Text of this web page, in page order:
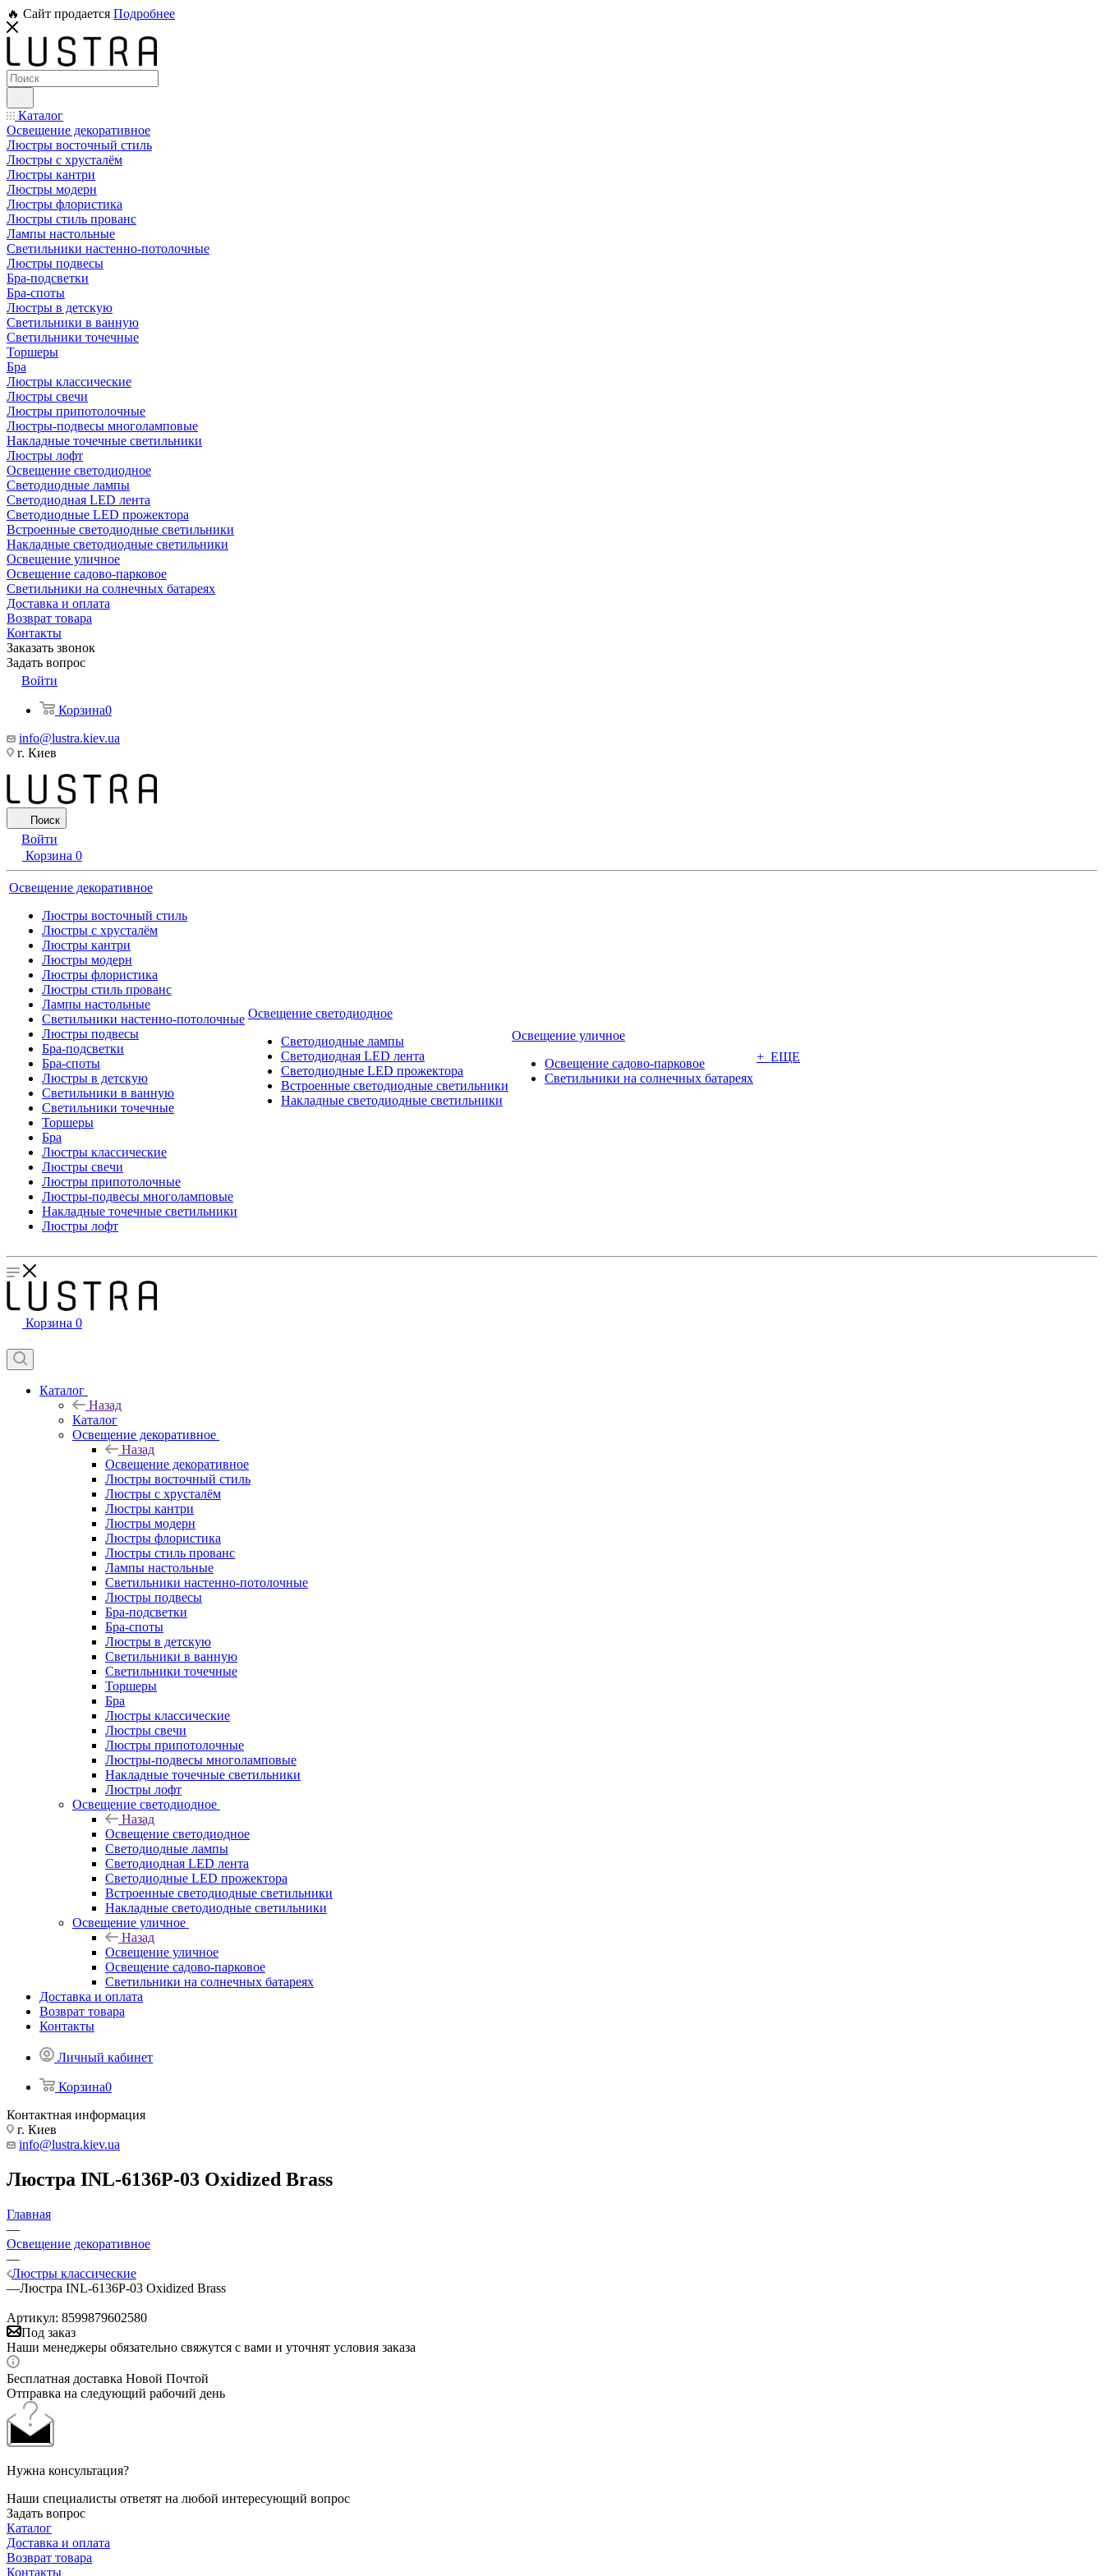
🔥 Сайт продается Подробнее
Каталог
Освещение декоративное
Люстры восточный стиль
Люстры с хрусталём
Люстры кантри
Люстры модерн
Люстры флористика
Люстры стиль прованс
Лампы настольные
Светильники настенно-потолочные
Люстры подвесы
Бра-подсветки
Бра-споты
Люстры в детскую
Светильники в ванную
Светильники точечные
Торшеры
Бра
Люстры классические
Люстры свечи
Люстры припотолочные
Люстры-подвесы многоламповые
Накладные точечные светильники
Люстры лофт
Освещение светодиодное
Светодиодные лампы
Светодиодная LED лента
Светодиодные LED прожектора
Встроенные светодиодные светильники
Накладные светодиодные светильники
Освещение уличное
Освещение садово-парковое
Светильники на солнечных батареях
Доставка и оплата
Возврат товара
Контакты
Заказать звонок
Задать вопрос
Войти
Корзина0
info@lustra.kiev.ua
г. Киев
Поиск
Войти
Корзина 0
Освещение декоративное
Люстры восточный стиль
Люстры с хрусталём
Люстры кантри
Люстры модерн
Люстры флористика
Люстры стиль прованс
Лампы настольные
Светильники настенно-потолочные
Люстры подвесы
Бра-подсветки
Бра-споты
Люстры в детскую
Светильники в ванную
Светильники точечные
Торшеры
Бра
Люстры классические
Люстры свечи
Люстры припотолочные
Люстры-подвесы многоламповые
Накладные точечные светильники
Люстры лофт
Освещение светодиодное
Светодиодные лампы
Светодиодная LED лента
Светодиодные LED прожектора
Встроенные светодиодные светильники
Накладные светодиодные светильники
Освещение уличное
Освещение садово-парковое
Светильники на солнечных батареях
+ ЕЩЕ
Корзина 0
Каталог
Назад
Каталог
Освещение декоративное
Назад
Освещение декоративное
Люстры восточный стиль
Люстры с хрусталём
Люстры кантри
Люстры модерн
Люстры флористика
Люстры стиль прованс
Лампы настольные
Светильники настенно-потолочные
Люстры подвесы
Бра-подсветки
Бра-споты
Люстры в детскую
Светильники в ванную
Светильники точечные
Торшеры
Бра
Люстры классические
Люстры свечи
Люстры припотолочные
Люстры-подвесы многоламповые
Накладные точечные светильники
Люстры лофт
Освещение светодиодное
Назад
Освещение светодиодное
Светодиодные лампы
Светодиодная LED лента
Светодиодные LED прожектора
Встроенные светодиодные светильники
Накладные светодиодные светильники
Освещение уличное
Назад
Освещение уличное
Освещение садово-парковое
Светильники на солнечных батареях
Доставка и оплата
Возврат товара
Контакты
Личный кабинет
Корзина0
Контактная информация
г. Киев
info@lustra.kiev.ua
Люстра INL-6136P-03 Oxidized Brass
Главная
—
Освещение декоративное
—
Люстры классические
—Люстра INL-6136P-03 Oxidized Brass
Артикул: 8599879602580
Под заказ
Наши менеджеры обязательно свяжутся с вами и уточнят условия заказа
Бесплатная доставка Новой Почтой
Отправка на следующий рабочий день
Нужна консультация?
Наши специалисты ответят на любой интересующий вопрос
Задать вопрос
Каталог
Доставка и оплата
Возврат товара
Контакты